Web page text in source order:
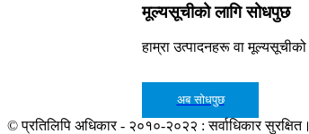
मूल्यसूचीको लागि सोधपुछ
हाम्रा उत्पादनहरू वा
अब सोधपुछ
© प्रतिलिपि अधिकार - २०१०-२०२२ : सर्वाधिकार